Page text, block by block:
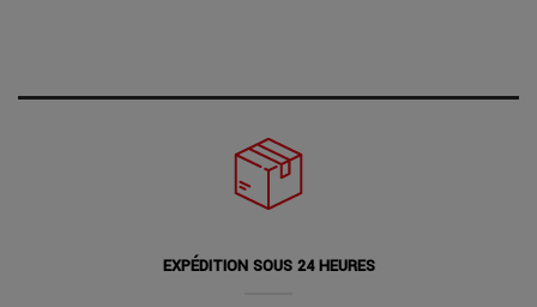
EXPÉDITION SOUS 24 HEURES